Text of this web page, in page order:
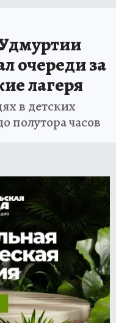
очереди за
лагеря
в детских
полутора часов